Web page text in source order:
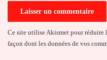
Ce site utilise Akismet pour réduire
façon dont les données de vos